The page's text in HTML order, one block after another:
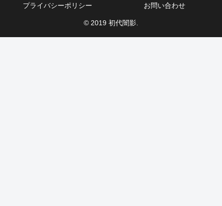
プライバシーポリシー お問い合わせ
© 2019 初代闇影.